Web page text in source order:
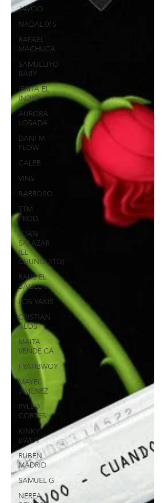
JAVOO
NADAL 015
RAFAEL
MACHUCA
SAMUELIYO
BABY
IRRITA EL
INDIO
AURORA
LOSADA
DANI M
FLOW
CALEB
VINS
BARROSO
TTM
PROD.
JUAN
SALAZAR
(EL
CHUNGUITO)
RAÚL EL
BALILLA
LOS YAKIS
CRISTIAN
ALOS
MAITA
VENDE CÁ
FYAHBWOY
MAYEL
JIMENEZ
PYLLO
CORTES
KINKY
BWOY
RUBEN
MADRID
SAMUEL G
NEREA